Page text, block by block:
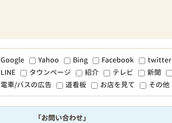
Google Yahoo Bing Facebook twitter
LINE
タウンページ 紹介 テレビ 新聞
電車/バスの広告
道看板 お店を見て その他
「お問い合わせ」